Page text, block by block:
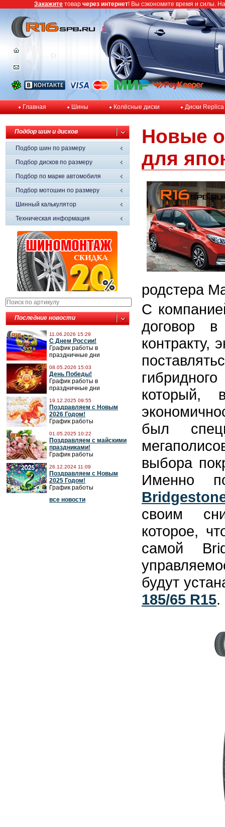
Главная Шины Колёсные диски Диски Replica
Подбор шин и дисков
Подбор шин по размеру
Подбор дисков по размеру
Подбор по марке автомобиля
Подбор мотошин по размеру
Шинный калькулятор
Техническая информация
Последние новости
11.06.2026 15:29
С Днем России!
График работы в
праздничные дни
08.05.2026 15:03
День Победы!
График работы в
праздничные дни
19.12.2025 09:55
Поздравляем с Новым
2026 Годом!
График работы
01.05.2025 10:22
Поздравляем с майскими
праздниками!
График работы
26.12.2024 11:09
Поздравляем с Новым
2025 Годом!
График работы
все новости
Новые
для
родстера
С
договор
контракту,
который,
был
выбора
Именно
своим
которое,
самой
будут
185/65 R15.
Закажите товар через интернет! Вы сэкономите время и силы.